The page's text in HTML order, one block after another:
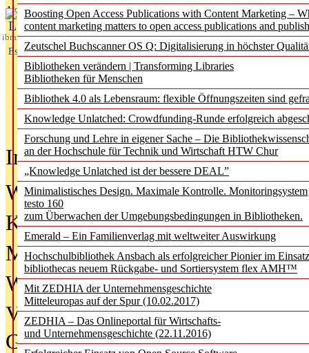
Boosting Open Access Publications with Content Marketing –
content marketing matters to open access publications and
Zeutschel Buchscanner OS Q: Digitalisierung in höchster
Bibliotheken verändern | Transforming Libraries
Bibliotheken für Menschen
Bibliothek 4.0 als Lebensraum: flexible Öffnungszeiten sind
Knowledge Unlatched: Crowdfunding-Runde erfolgreich
Forschung und Lehre in eigener Sache – Die
an der Hochschule für Technik und Wirtschaft HTW Chur
„Knowledge Unlatched ist der bessere DEAL”
Minimalistisches Design. Maximale Kontrolle. Monitoringsystem
testo 160
zum Überwachen der Umgebungsbedingungen in Bibliotheken.
Emerald – Ein Familienverlag mit weltweiter Auswirkung
Hochschulbibliothek Ansbach als erfolgreicher Pionier im
bibliothecas neuem Rückgabe- und Sortiersystem flex AMH™
Mit ZEDHIA der Unternehmensgeschichte
Mitteleuropas auf der Spur (10.02.2017)
ZEDHIA – Das Onlineportal für Wirtschafts-
und Unternehmensgeschichte (22.11.2016)
Aktuelles aus
L
ibrary
Essentials
In der Ausgabe06/2026(August
Was Hochschul­bibliotheken von
Kinder in der digitalen Welt
Metadaten als Infrastruktur
Wenn Bots katalogisieren
Von Abschlusskleidern bis
Geisterjagd-Ausrüstung in der